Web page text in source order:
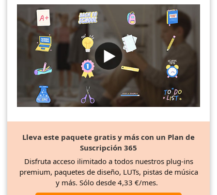
Lleva este paquete gratis y más con un Plan de
Suscripción 365
Disfruta acceso ilimitado a todos nuestros plug-ins
premium, paquetes de diseño, LUTs, pistas de música
y más. Sólo desde 4,33 €/mes.